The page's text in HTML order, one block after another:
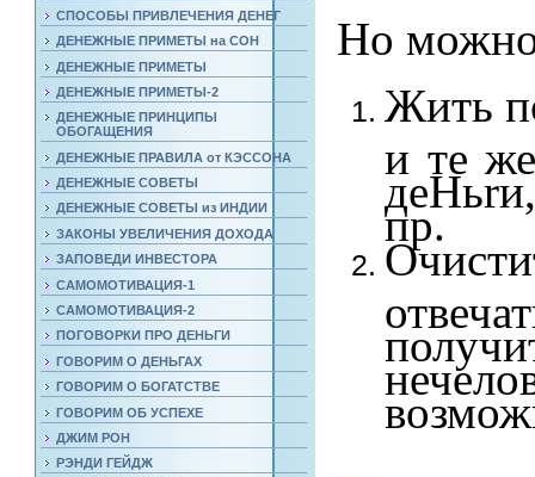
СПОСОБЫ ПРИВЛЕЧЕНИЯ ДЕНЕГ
ДЕНЕЖНЫЕ ПРИМЕТЫ на СОН
ДЕНЕЖНЫЕ ПРИМЕТЫ
ДЕНЕЖНЫЕ ПРИМЕТЫ-2
ДЕНЕЖНЫЕ ПРИНЦИПЫ
ОБОГАЩЕНИЯ
ДЕНЕЖНЫЕ ПРАВИЛА от КЭССОНА
ДЕНЕЖНЫЕ СОВЕТЫ
ДЕНЕЖНЫЕ СОВЕТЫ из ИНДИИ
ЗАКОНЫ УВЕЛИЧЕНИЯ ДОХОДА
ЗАПОВЕДИ ИНВЕСТОРА
САМОМОТИВАЦИЯ-1
САМОМОТИВАЦИЯ-2
ПОГОВОРКИ ПРО ДЕНЬГИ
ГОВОРИМ О ДЕНЬГАХ
ГОВОРИМ О БОГАТСТВЕ
ГОВОРИМ ОБ УСПЕХЕ
ДЖИМ РОН
РЭНДИ ГЕЙДЖ
Но
Жить
и те
пр.